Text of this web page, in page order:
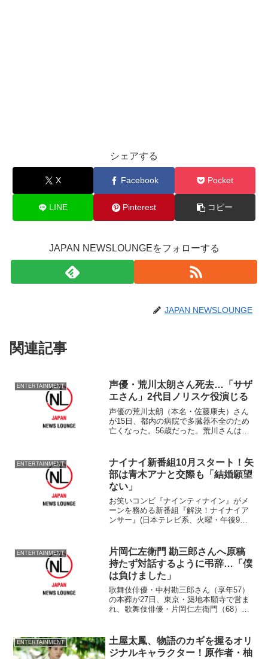
シェアする
X Facebook Pocket
LINE Pinterest コピー
JAPAN NEWSLOUNGEをフォローする
JAPAN NEWSLOUNGE
関連記事
ENTERTAINMENT
声優・荒川太朗さん死去…「サザ
エさん」2代目ノリスケ役演じる
声優の荒川太朗（本名・佐藤康夫）さん
が15日、都内の病院で多臓器不全のため
亡くなった。56歳だった。荒川さんは東
ん』の2代目の波野ノリスケ役を1998年7
月から2000年...
ENTERTAINMENT
ナイナイ新番組10月スタート！矢
部は青木アナと交際も「結婚願望
ない」
お笑いコンビ『ナインティナイン』がメ
ーンを務める新番組『解決！ナイナイア
ンサー』(日本テレビ系、火曜・午後9時
偏見で悩んでいると感じた旬な芸能人を
ゲストに呼び、悩み...
ENTERTAINMENT
片岡仁左衛門 勘三郎さんへ原稿
持たず対話するように弔辞…「僕
は負けました」
歌舞伎俳優・中村勘三郎さん（享年57）
の本葬が27日、東京・築地本願寺で営ま
れ、歌舞伎俳優・片岡仁左衛門（68）が6
遺影を見つめ、対話するかのように言葉
を発した。 ■片...
ENTERTAINMENT
土屋太鳳、物語のカギを握るオリ
ジナルキャラクター！原作者・柚